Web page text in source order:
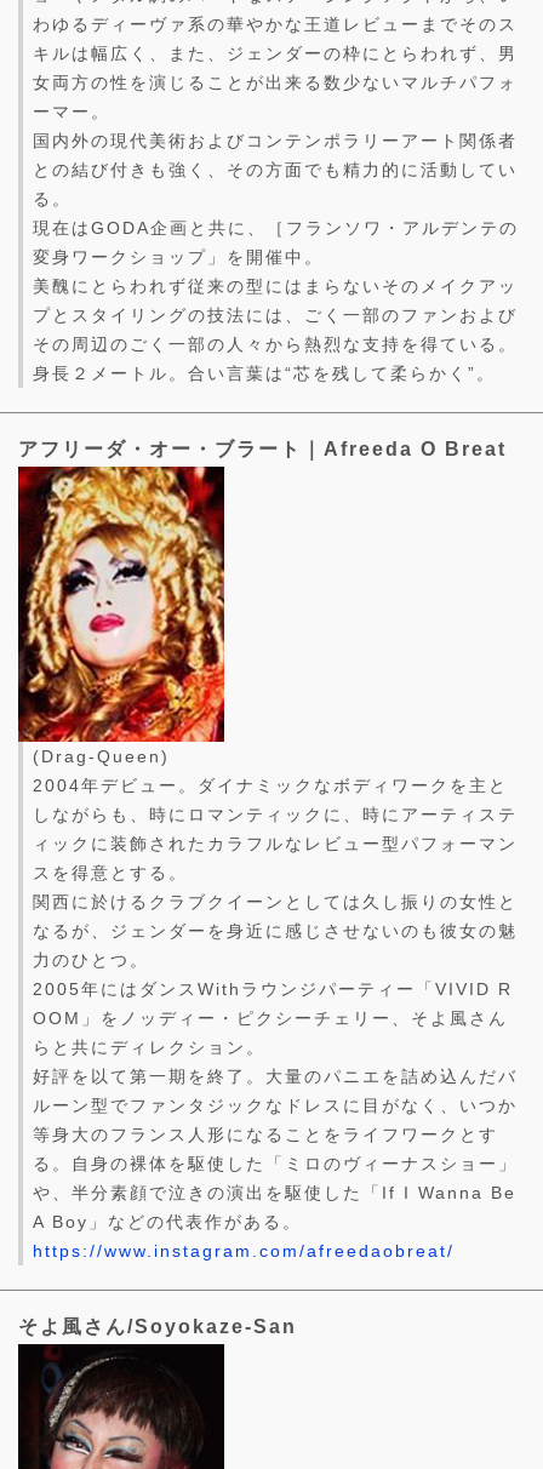
わゆるディーヴァ系の華やかな王道レビューまでそのス
キルは幅広く、また、ジェンダーの枠にとらわれず、男
女両方の性を演じることが出来る数少ないマルチパフォ
ーマー。
国内外の現代美術およびコンテンポラリーアート関係者
との結び付きも強く、その方面でも精力的に活動してい
る。
現在はGODA企画と共に、［フランソワ・アルデンテの
変身ワークショップ」を開催中。
美醜にとらわれず従来の型にはまらないそのメイクアッ
プとスタイリングの技法には、ごく一部のファンおよび
その周辺のごく一部の人々から熱烈な支持を得ている。
身長２メートル。合い言葉は“芯を残して柔らかく”。
アフリーダ・オー・ブラート｜Afreeda O Breat
(Drag-Queen)
2004年デビュー。ダイナミックなボディワークを主と
しながらも、時にロマンティックに、時にアーティステ
ィックに装飾されたカラフルなレビュー型パフォーマン
スを得意とする。
関西に於けるクラブクイーンとしては久し振りの女性と
なるが、ジェンダーを身近に感じさせないのも彼女の魅
力のひとつ。
2005年にはダンスWithラウンジパーティー「VIVID R
OOM」をノッディー・ピクシーチェリー、そよ風さん
らと共にディレクション。
好評を以て第一期を終了。大量のパニエを詰め込んだバ
ルーン型でファンタジックなドレスに目がなく、いつか
等身大のフランス人形になることをライフワークとす
る。自身の裸体を駆使した「ミロのヴィーナスショー」
や、半分素顔で泣きの演出を駆使した「If I Wanna Be
A Boy」などの代表作がある。
https://www.instagram.com/afreedaobreat/
そよ風さん/Soyokaze-San